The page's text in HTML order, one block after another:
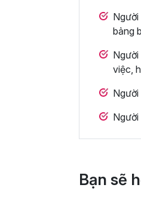
bảng
việc,
Người
Bạn sẽ